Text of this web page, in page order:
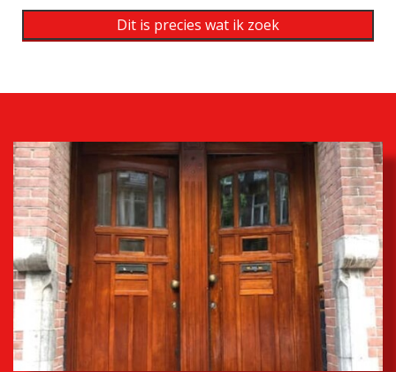
Dit is precies wat ik zoek